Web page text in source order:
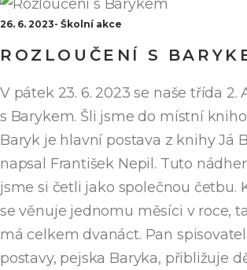
26. 6. 2023 Školní akce
ROZLOUČENÍ S
V pátek 23. 6. 2023 se naše třída 2.
s Barykem. Šli jsme do místní
Baryk je hlavní postava z knihy Já
napsal František Nepil. Tuto
jsme si četli jako společnou četbu.
se věnuje jednomu měsíci v roce,
má celkem dvanáct. Pan
postavy, pejska Baryka, přibližuje